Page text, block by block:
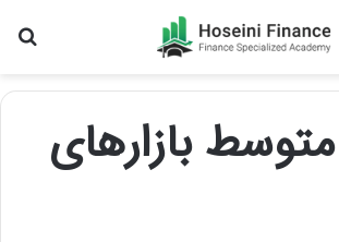
بازارهای